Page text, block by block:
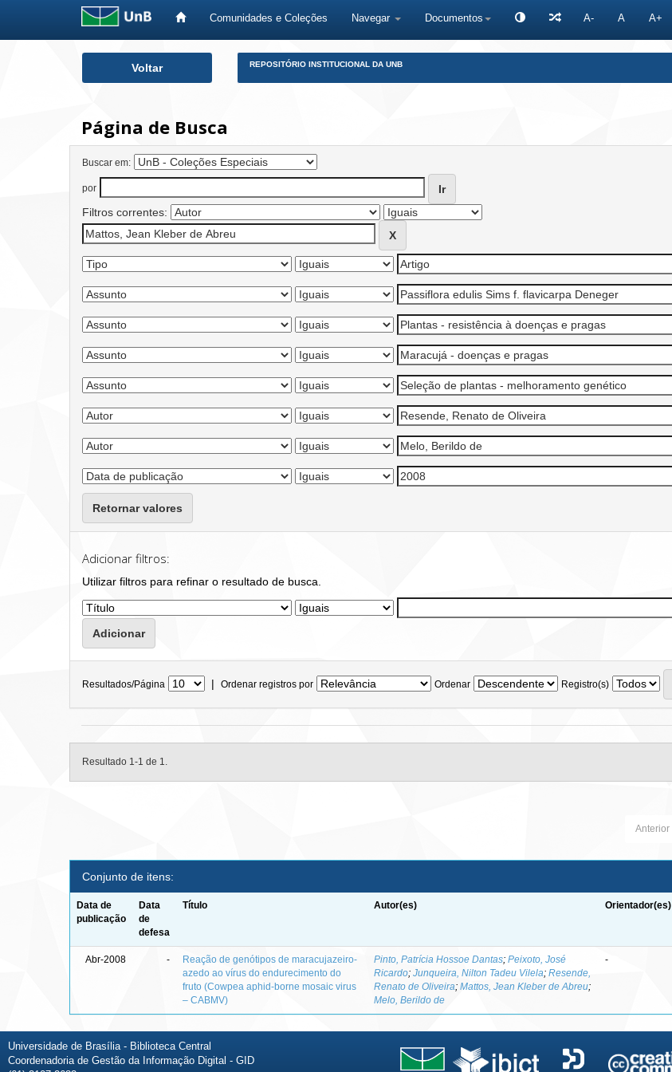
Comunidades e Coleções Navegar Documentos A- A A+
Voltar REPOSITÓRIO INSTITUCIONAL DA UNB
Página de Busca
Buscar em:
por
Filtros correntes:
Retornar valores
Adicionar filtros:
Utilizar filtros para refinar o resultado de busca.
Resultados/Página | Ordenar registros por Ordenar Registro(s)
Resultado 1-1 de 1.
Anterior
Conjunto de itens:
Data de
publicação
Data
de
defesa
Título Autor(es) Orientador(es)
Abr-2008 -
Reação de genótipos de maracujazeiro-
azedo ao vírus do endurecimento do
fruto (Cowpea aphid-borne mosaic virus
– CABMV)
Pinto, Patrícia Hossoe Dantas;Peixoto, José
Ricardo;Junqueira, Nilton Tadeu Vilela;Resende,
Renato de Oliveira;Mattos, Jean Kleber de Abreu;
Melo, Berildo de
-
Universidade de Brasília - Biblioteca Central
Coordenadoria de Gestão da Informação Digital - GID